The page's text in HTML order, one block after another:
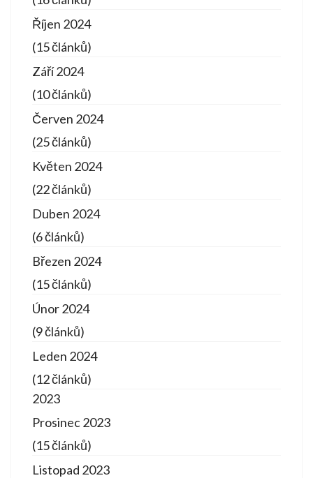
Říjen 2024
(15 článků)
Září 2024
(10 článků)
Červen 2024
(25 článků)
Květen 2024
(22 článků)
Duben 2024
(6 článků)
Březen 2024
(15 článků)
Únor 2024
(9 článků)
Leden 2024
(12 článků)
2023
Prosinec 2023
(15 článků)
Listopad 2023